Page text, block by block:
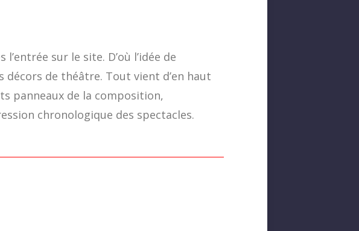
sur le site. D’où l’idée de
de théâtre. Tout vient d’en haut
panneaux de la composition,
chronologique des spectacles.